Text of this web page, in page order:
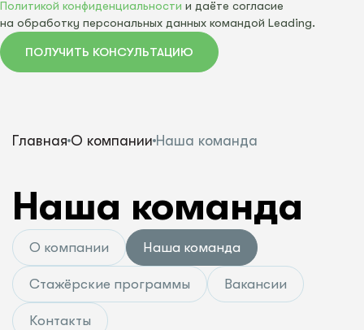
Политикой конфиденциальности и даёте согласие
на обработку персональных данных командой Leading.
ПОЛУЧИТЬ КОНСУЛЬТАЦИЮ
Главная О компании Наша команда
Наша команда
О компании Наша команда
Стажёрские программы Вакансии
Контакты